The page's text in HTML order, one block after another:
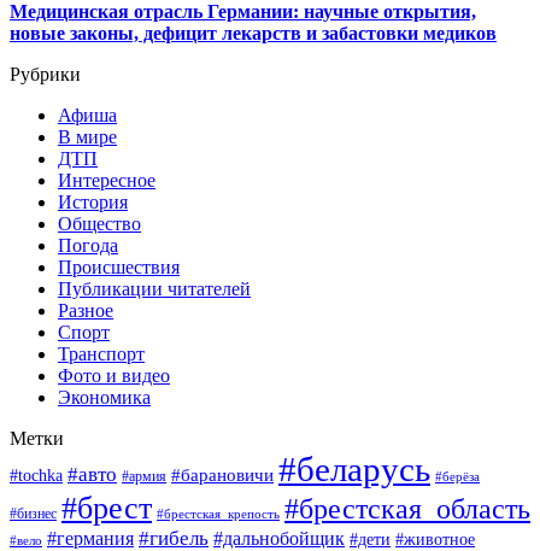
Медицинская отрасль Германии: научные открытия,
новые законы, дефицит лекарств и забастовки медиков
Рубрики
Афиша
В мире
ДТП
Интересное
История
Общество
Погода
Происшествия
Публикации читателей
Разное
Спорт
Транспорт
Фото и видео
Экономика
Метки
#tochka #авто #армия #барановичи #беларусь #берёза
#бизнес #брест #брестская_крепость #брестская_область
#вело #германия #гибель #дальнобойщик #дети #животное